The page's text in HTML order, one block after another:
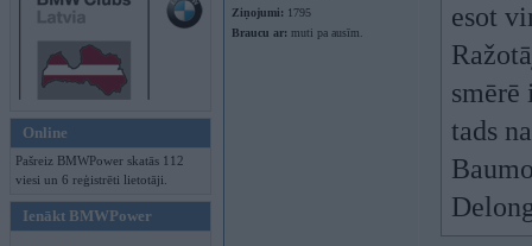
Online
Pašreiz BMWPower skatās 112
viesi un 6 reģistrēti lietotāji.
Ienākt BMWPower
Ziņojumi: 1795
Braucu ar: muti pa ausīm.
esot
smērē
tads